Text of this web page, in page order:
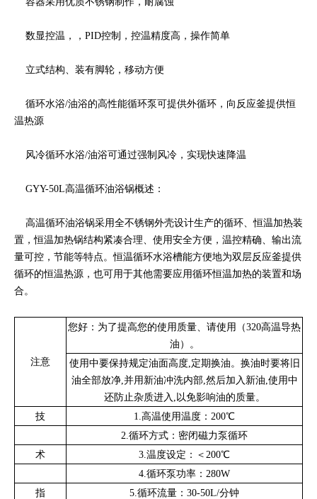
数显控温，，PID控制，控温精度高，操作简单
立式结构、装有脚轮，移动方便
循环水浴/油浴的高性能循环泵可提供外循环，向反应釜提供恒
温热源
风冷循环水浴/油浴可通过强制风冷，实现快速降温
GYY-50L高温循环油浴锅概述：
高温循环油浴锅采用全不锈钢外壳设计生产的循环、恒温加热装
置，恒温加热锅结构紧凑合理、使用安全方便，温控精确、输出流
量可控，节能等特点。恒温循环水浴槽能方便地为双层反应釜提供
循环的恒温热源，也可用于其他需要应用循环恒温加热的装置和场
合。
注意
您好：为了提高您的使用质量、请使用（320高温导热
油）。
使用中要保持规定油面高度,定期换油。换油时要将旧
油全部放净,并用新油冲洗内部,然后加入新油,使用中
还防止杂质进入,以免影响油的质量。
技
1. 高温使用温度： 200℃
2. 循环方式：密闭磁力泵循环
术
3. 温度设定：＜ 200℃
4. 循环泵功率： 280W
指
5. 循环流量： 30-50L/分钟